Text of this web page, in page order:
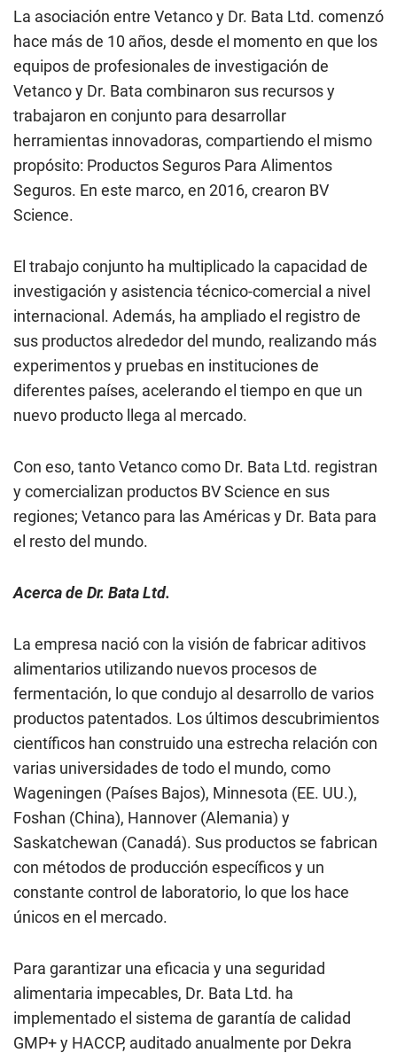
La asociación entre Vetanco y Dr. Bata Ltd. comenzó
hace más de 10 años, desde el momento en que los
equipos de profesionales de investigación de
Vetanco y Dr. Bata combinaron sus recursos y
trabajaron en conjunto para desarrollar
herramientas innovadoras, compartiendo el mismo
propósito: Productos Seguros Para Alimentos
Seguros. En este marco, en 2016, crearon BV
Science.
El trabajo conjunto ha multiplicado la capacidad de
investigación y asistencia técnico-comercial a nivel
internacional. Además, ha ampliado el registro de
sus productos alrededor del mundo, realizando más
experimentos y pruebas en instituciones de
diferentes países, acelerando el tiempo en que un
nuevo producto llega al mercado.
Con eso, tanto Vetanco como Dr. Bata Ltd. registran
y comercializan productos BV Science en sus
regiones; Vetanco para las Américas y Dr. Bata para
el resto del mundo.
Acerca de Dr. Bata Ltd.
La empresa nació con la visión de fabricar aditivos
alimentarios utilizando nuevos procesos de
fermentación, lo que condujo al desarrollo de varios
productos patentados. Los últimos descubrimientos
científicos han construido una estrecha relación con
varias universidades de todo el mundo, como
Wageningen (Países Bajos), Minnesota (EE. UU.),
Foshan (China), Hannover (Alemania) y
Saskatchewan (Canadá). Sus productos se fabrican
con métodos de producción específicos y un
constante control de laboratorio, lo que los hace
únicos en el mercado.
Para garantizar una eficacia y una seguridad
alimentaria impecables, Dr. Bata Ltd. ha
implementado el sistema de garantía de calidad
GMP+ y HACCP, auditado anualmente por Dekra